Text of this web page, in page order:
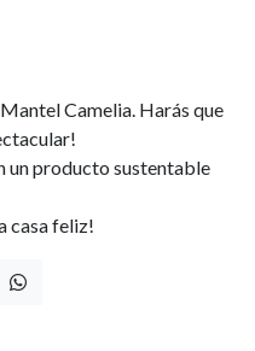
Camelia. Harás que
un producto sustentable
casa feliz!